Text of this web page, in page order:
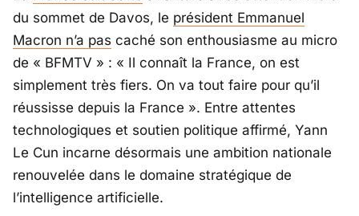
du sommet de Davos, le président Emmanuel
Macron n’a pas caché son enthousiasme au micro
de « BFMTV » : « Il connaît la France, on est
simplement très fiers. On va tout faire pour qu’il
réussisse depuis la France ». Entre attentes
technologiques et soutien politique affirmé, Yann
Le Cun incarne désormais une ambition nationale
renouvelée dans le domaine stratégique de
l’intelligence artificielle.